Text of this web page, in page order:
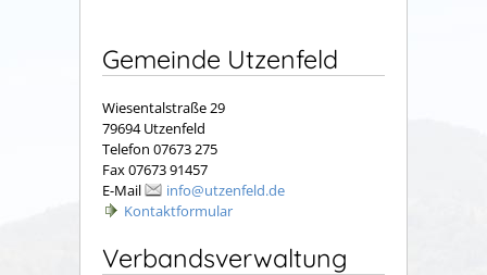
Gemeinde Utzenfeld
Wiesentalstraße 29
79694 Utzenfeld
Telefon 07673 275
Fax 07673 91457
E-Mail
info@utzenfeld.de
Kontaktformular
Verbandsverwaltung